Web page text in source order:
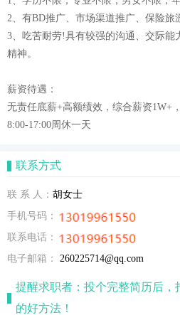
2、有BD推广、市场渠道推广、保险旅
3、吃苦耐劳!具有较强的沟通、交际能
精神。
薪资待遇：
无责任底薪+高额绩效，综合薪资1W+
8:00-17:00周休一天
联系方式
联 系 人： 胡女士
手机号码：
联系电话：
电子邮箱：
260225714@qq.com
提醒求职者：投个完整简历后，
的好方法！